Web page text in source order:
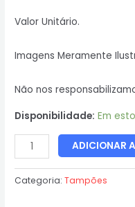
Valor Unitário.
Imagens Meramente
Não nos
Disponibilidade: Em
ADICIONAR
Categoria:Tampões